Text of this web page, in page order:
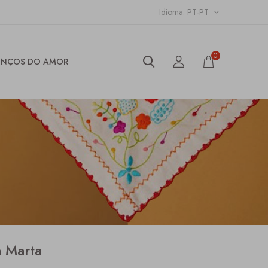
Idioma PT-PT
DO AMOR 0
Marta